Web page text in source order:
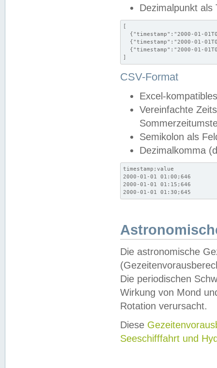
Dezimalpunkt als
[
{"timestamp":"2000-01-
{"timestamp":"2000-01-
{"timestamp":"2000-01-
]
CSV-Format
Excel-
Vereinfachte
Semikolon als
Dezimalkomma
timestamp;value
2000-01-01 01:00;646
2000-01-01 01:15;646
2000-01-01 01:30;645
Die astronomische
Die periodischen
Wirkung von Mond
Rotation verursacht.
Diese
Seeschifffahrt und